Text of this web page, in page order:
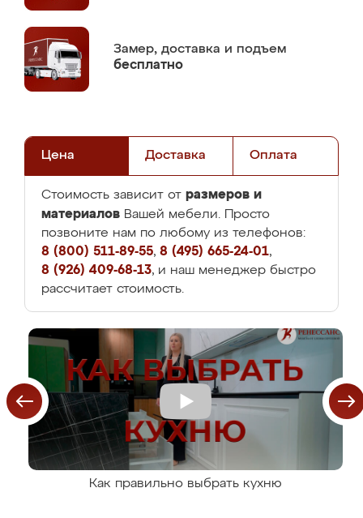
Замер, доставка и подъем
бесплатно
Цена Доставка Оплата
Стоимость зависит от размеров и
материалов Вашей мебели. Просто
позвоните нам по любому из телефонов:
8 (800) 511-89-55, 8 (495) 665-24-01,
8 (926) 409-68-13, и наш менеджер быстро
рассчитает стоимость.
Как правильно выбрать кухню